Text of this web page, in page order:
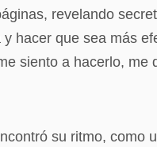
revelando
hacer que sea más
siento a hacerlo,
su ritmo,